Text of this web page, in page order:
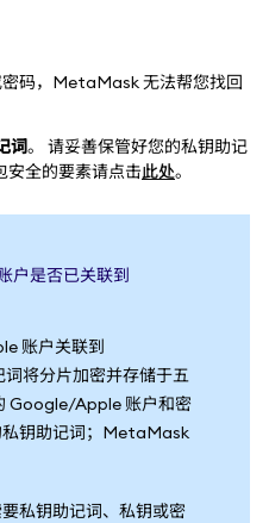
码，MetaMask 无法帮您找回
词。 请妥善保管好您的私钥助记
安全的要素请点击此处。
账户关联到
将分片加密并存储于五
Google/Apple 账户和密
私钥助记词；MetaMask
私钥助记词、私钥或密